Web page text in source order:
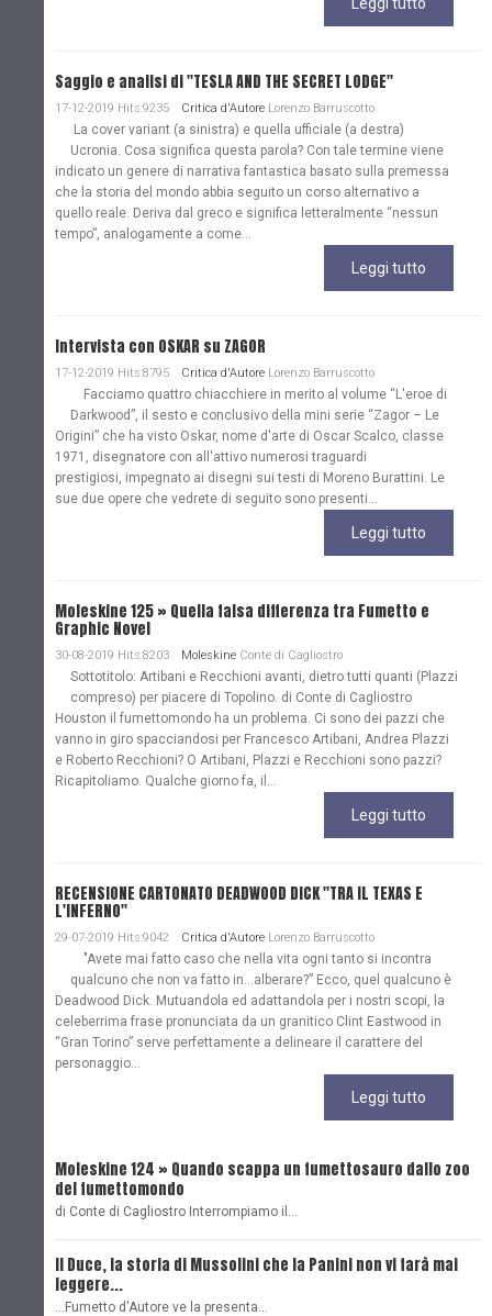
Saggio e analisi di "TESLA AND THE SECRET LODGE"
17-12-2019 Hits:9235 Critica d'Autore Lorenzo Barruscotto
La cover variant (a sinistra) e quella ufficiale (a destra)
Ucronia. Cosa significa questa parola? Con tale termine viene
indicato un genere di narrativa fantastica basato sulla premessa
che la storia del mondo abbia seguito un corso alternativo a
quello reale. Deriva dal greco e significa letteralmente “nessun
tempo”, analogamente a come...
Leggi tutto
Intervista con OSKAR su ZAGOR
17-12-2019 Hits:8795 Critica d'Autore Lorenzo Barruscotto
Facciamo quattro chiacchiere in merito al volume “L'eroe di
Darkwood”, il sesto e conclusivo della mini serie “Zagor – Le
Origini” che ha visto Oskar, nome d'arte di Oscar Scalco, classe
1971, disegnatore con all'attivo numerosi traguardi
prestigiosi, impegnato ai disegni sui testi di Moreno Burattini. Le
sue due opere che vedrete di seguito sono presenti...
Leggi tutto
Moleskine 125 » Quella falsa differenza tra Fumetto e
Graphic Novel
30-08-2019 Hits:8203 Moleskine Conte di Cagliostro
Sottotitolo: Artibani e Recchioni avanti, dietro tutti quanti (Plazzi
compreso) per piacere di Topolino. di Conte di Cagliostro
Houston il fumettomondo ha un problema. Ci sono dei pazzi che
vanno in giro spacciandosi per Francesco Artibani, Andrea Plazzi
e Roberto Recchioni? O Artibani, Plazzi e Recchioni sono pazzi?
Ricapitoliamo. Qualche giorno fa, il...
Leggi tutto
RECENSIONE CARTONATO DEADWOOD DICK "TRA IL TEXAS E
L'INFERNO"
29-07-2019 Hits:9042 Critica d'Autore Lorenzo Barruscotto
"Avete mai fatto caso che nella vita ogni tanto si incontra
qualcuno che non va fatto in…alberare?” Ecco, quel qualcuno è
Deadwood Dick. Mutuandola ed adattandola per i nostri scopi, la
celeberrima frase pronunciata da un granitico Clint Eastwood in
“Gran Torino” serve perfettamente a delineare il carattere del
personaggio...
Leggi tutto
Moleskine 124 » Quando scappa un fumettosauro dallo zoo
del fumettomondo
di Conte di Cagliostro Interrompiamo il…
Il Duce, la storia di Mussolini che la Panini non vi farà mai
leggere...
...Fumetto d'Autore ve la presenta…